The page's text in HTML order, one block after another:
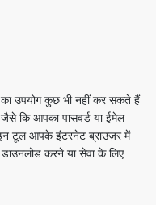
उपयोग कुछ भी नहीं कर सकते हैं
जैसे कि आपका पासवर्ड या ईमेल
टूल आपके इंटरनेट ब्राउज़र में
करने या सेवा के लिए